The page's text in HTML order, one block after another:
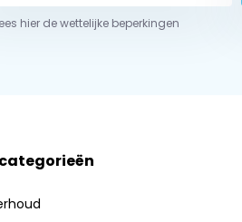
hier de wettelijke beperkingen